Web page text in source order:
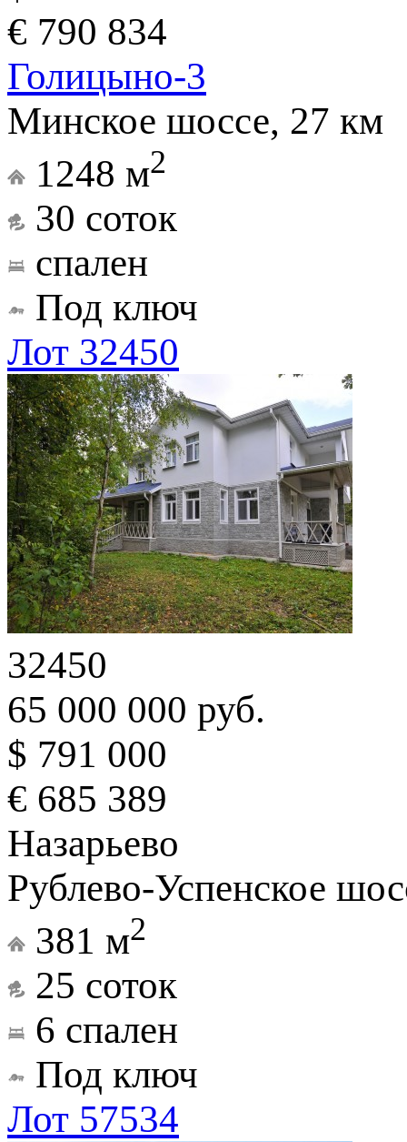
€ 790 834
Голицыно-3
Минское шоссе, 27 км
1248 м2
30 соток
спален
Под ключ
Лот 32450
32450
65 000 000 руб.
$ 791 000
€ 685 389
Назарьево
Рублево-Успенское
381 м2
25 соток
6 спален
Под ключ
Лот 57534